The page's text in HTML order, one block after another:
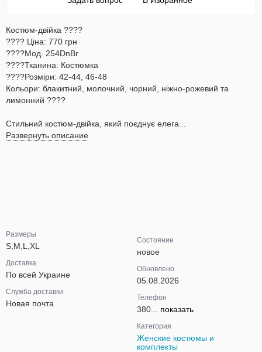
Костюм-двійка ????
???? Ціна: 770 грн
????Мод. 254DnBr
????Тканина: Костюмка
????Розміри: 42-44, 46-48
Кольори: блакитний, молочний, чорний, ніжно-рожевий та
лимонний ????
Стильний костюм-двійка, який поєднує елега...
Развернуть описание
Размеры
S,M,L,XL
Доставка
По всей Украине
Служба доставки
Новая почта
Состояние
новое
Обновлено
05.08.2026
Телефон
380... показать
Категория
Женские костюмы и
комплекты